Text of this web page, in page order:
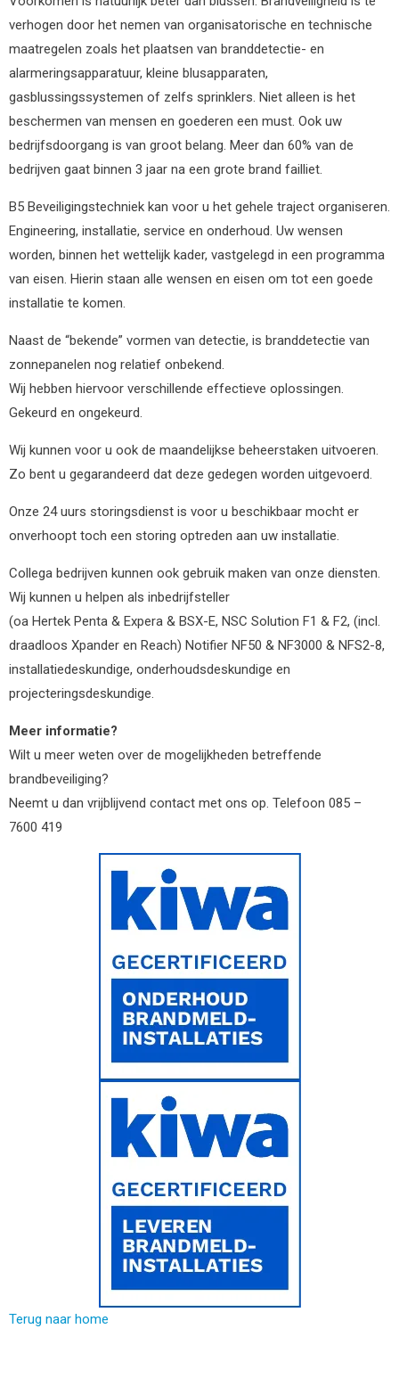
verhogen door het nemen van organisatorische en technische
maatregelen zoals het plaatsen van branddetectie- en
alarmeringsapparatuur, kleine blusapparaten,
gasblussingssystemen of zelfs sprinklers. Niet alleen is het
beschermen van mensen en goederen een must. Ook uw
bedrijfsdoorgang is van groot belang. Meer dan 60% van de
bedrijven gaat binnen 3 jaar na een grote brand failliet.
B5 Beveiligingstechniek kan voor u het gehele traject organiseren.
Engineering, installatie, service en onderhoud. Uw wensen
worden, binnen het wettelijk kader, vastgelegd in een programma
van eisen. Hierin staan alle wensen en eisen om tot een goede
installatie te komen.
Naast de “bekende” vormen van detectie, is branddetectie van
zonnepanelen nog relatief onbekend.
Wij hebben hiervoor verschillende effectieve oplossingen.
Gekeurd en ongekeurd.
Wij kunnen voor u ook de maandelijkse beheerstaken uitvoeren.
Zo bent u gegarandeerd dat deze gedegen worden uitgevoerd.
Onze 24 uurs storingsdienst is voor u beschikbaar mocht er
onverhoopt toch een storing optreden aan uw installatie.
Collega bedrijven kunnen ook gebruik maken van onze diensten.
Wij kunnen u helpen als inbedrijfsteller
(oa Hertek Penta & Expera & BSX-E, NSC Solution F1 & F2, (incl.
draadloos Xpander en Reach) Notifier NF50 & NF3000 & NFS2-8,
installatiedeskundige, onderhoudsdeskundige en
projecteringsdeskundige.
Meer informatie?
Wilt u meer weten over de mogelijkheden betreffende
brandbeveiliging?
Neemt u dan vrijblijvend contact met ons op. Telefoon 085 –
7600 419
Terug naar home